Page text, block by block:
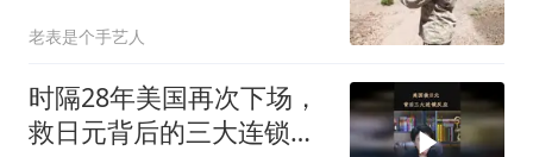
老表是个手艺人
时隔28年美国再次下场，
救日元背后的三大连锁反